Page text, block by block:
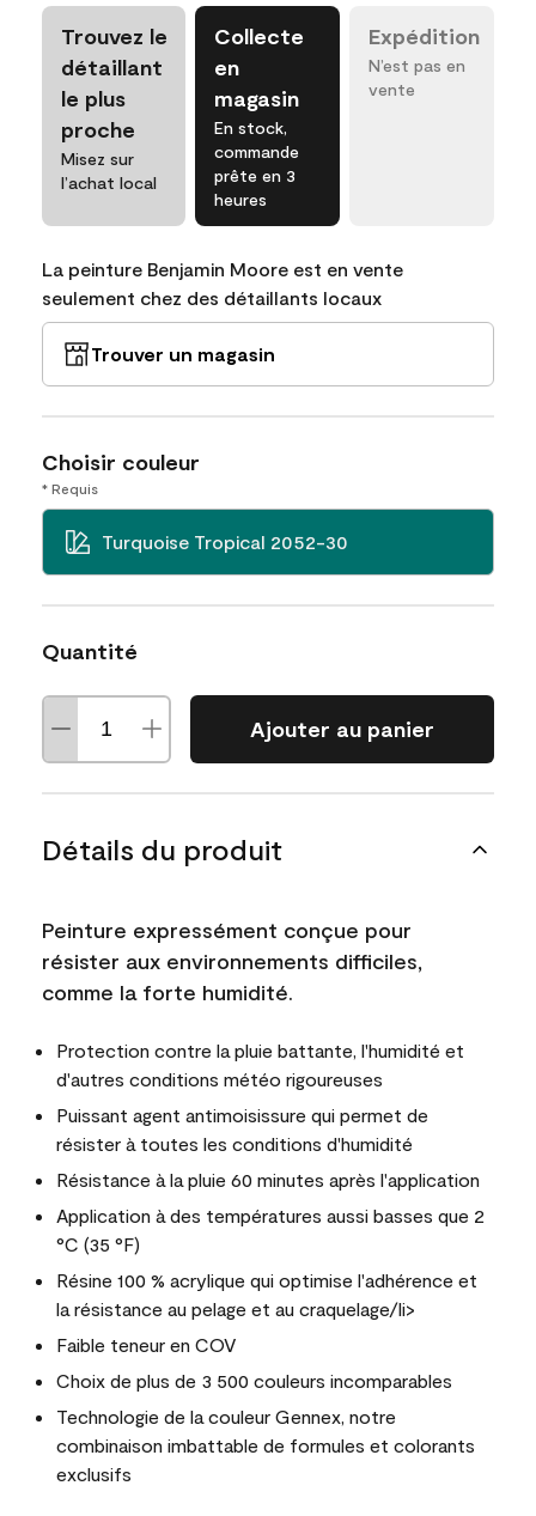
Trouvez le
détaillant
le plus
proche
Misez sur
l’achat local
Collecte
en
magasin
En stock,
commande
prête en 3
heures
Expédition
N’est pas en
vente
La peinture Benjamin Moore est en vente
seulement chez des détaillants locaux
Trouver un magasin
Choisir couleur
* Requis
Turquoise Tropical 2052-30
Quantité
Ajouter au panier
Détails du produit
Peinture expressément conçue pour
résister aux environnements difficiles,
comme la forte humidité.
Protection contre la pluie battante, l'humidité et
d'autres conditions météo rigoureuses
Puissant agent antimoisissure qui permet de
résister à toutes les conditions d'humidité
Résistance à la pluie 60 minutes après l'application
Application à des températures aussi basses que 2
°C (35 °F)
Résine 100 % acrylique qui optimise l'adhérence et
la résistance au pelage et au craquelage/li>
Faible teneur en COV
Choix de plus de 3 500 couleurs incomparables
Technologie de la couleur Gennex, notre
combinaison imbattable de formules et colorants
exclusifs